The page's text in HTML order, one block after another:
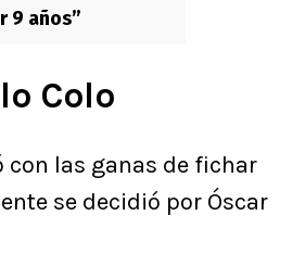
9 años”
Colo
con las ganas de fichar
se decidió por Óscar